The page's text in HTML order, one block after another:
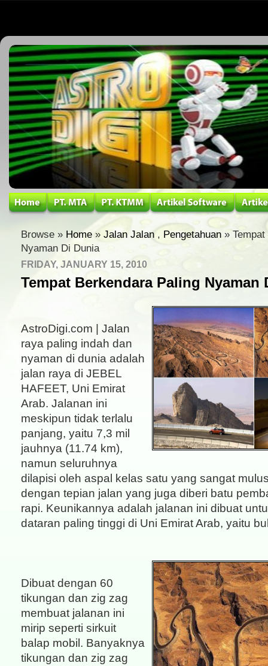
Browse » Home » Jalan Jalan , Pengetahuan »
Nyaman Di Dunia
FRIDAY, JANUARY 15, 2010
Tempat Berkendara Paling Nyaman
AstroDigi.com | Jalan
raya paling indah dan
nyaman di dunia adalah
jalan raya di JEBEL
HAFEET, Uni Emirat
Arab. Jalanan ini
meskipun tidak terlalu
panjang, yaitu 7,3 mil
jauhnya (11.74 km),
namun seluruhnya
dilapisi oleh aspal kelas satu yang sangat
dengan tepian jalan yang juga diberi batu
rapi. Keunikannya adalah jalanan ini dibuat
dataran paling tinggi di Uni Emirat Arab, yaitu
Dibuat dengan 60
tikungan dan zig zag
membuat jalanan ini
mirip seperti sirkuit
balap mobil. Banyaknya
tikungan dan zig zag